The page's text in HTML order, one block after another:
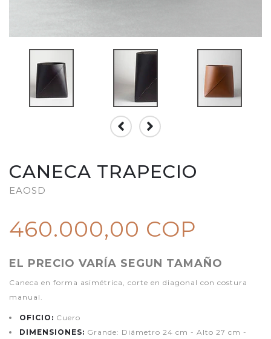
CANECA TRAPECIO
EAOSD
460.000,00 COP
EL PRECIO VARÍA SEGUN TAMAÑO
Caneca en forma asimétrica, corte en diagonal con costura
manual.
OFICIO: Cuero
DIMENSIONES: Grande: Diámetro 24 cm - Alto 27 cm -